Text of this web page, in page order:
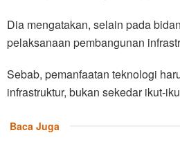
Dia mengatakan, selain pada
pelaksanaan pembangunan
Sebab, pemanfaatan teknologi
infrastruktur, bukan sekedar ikut-
Baca Juga